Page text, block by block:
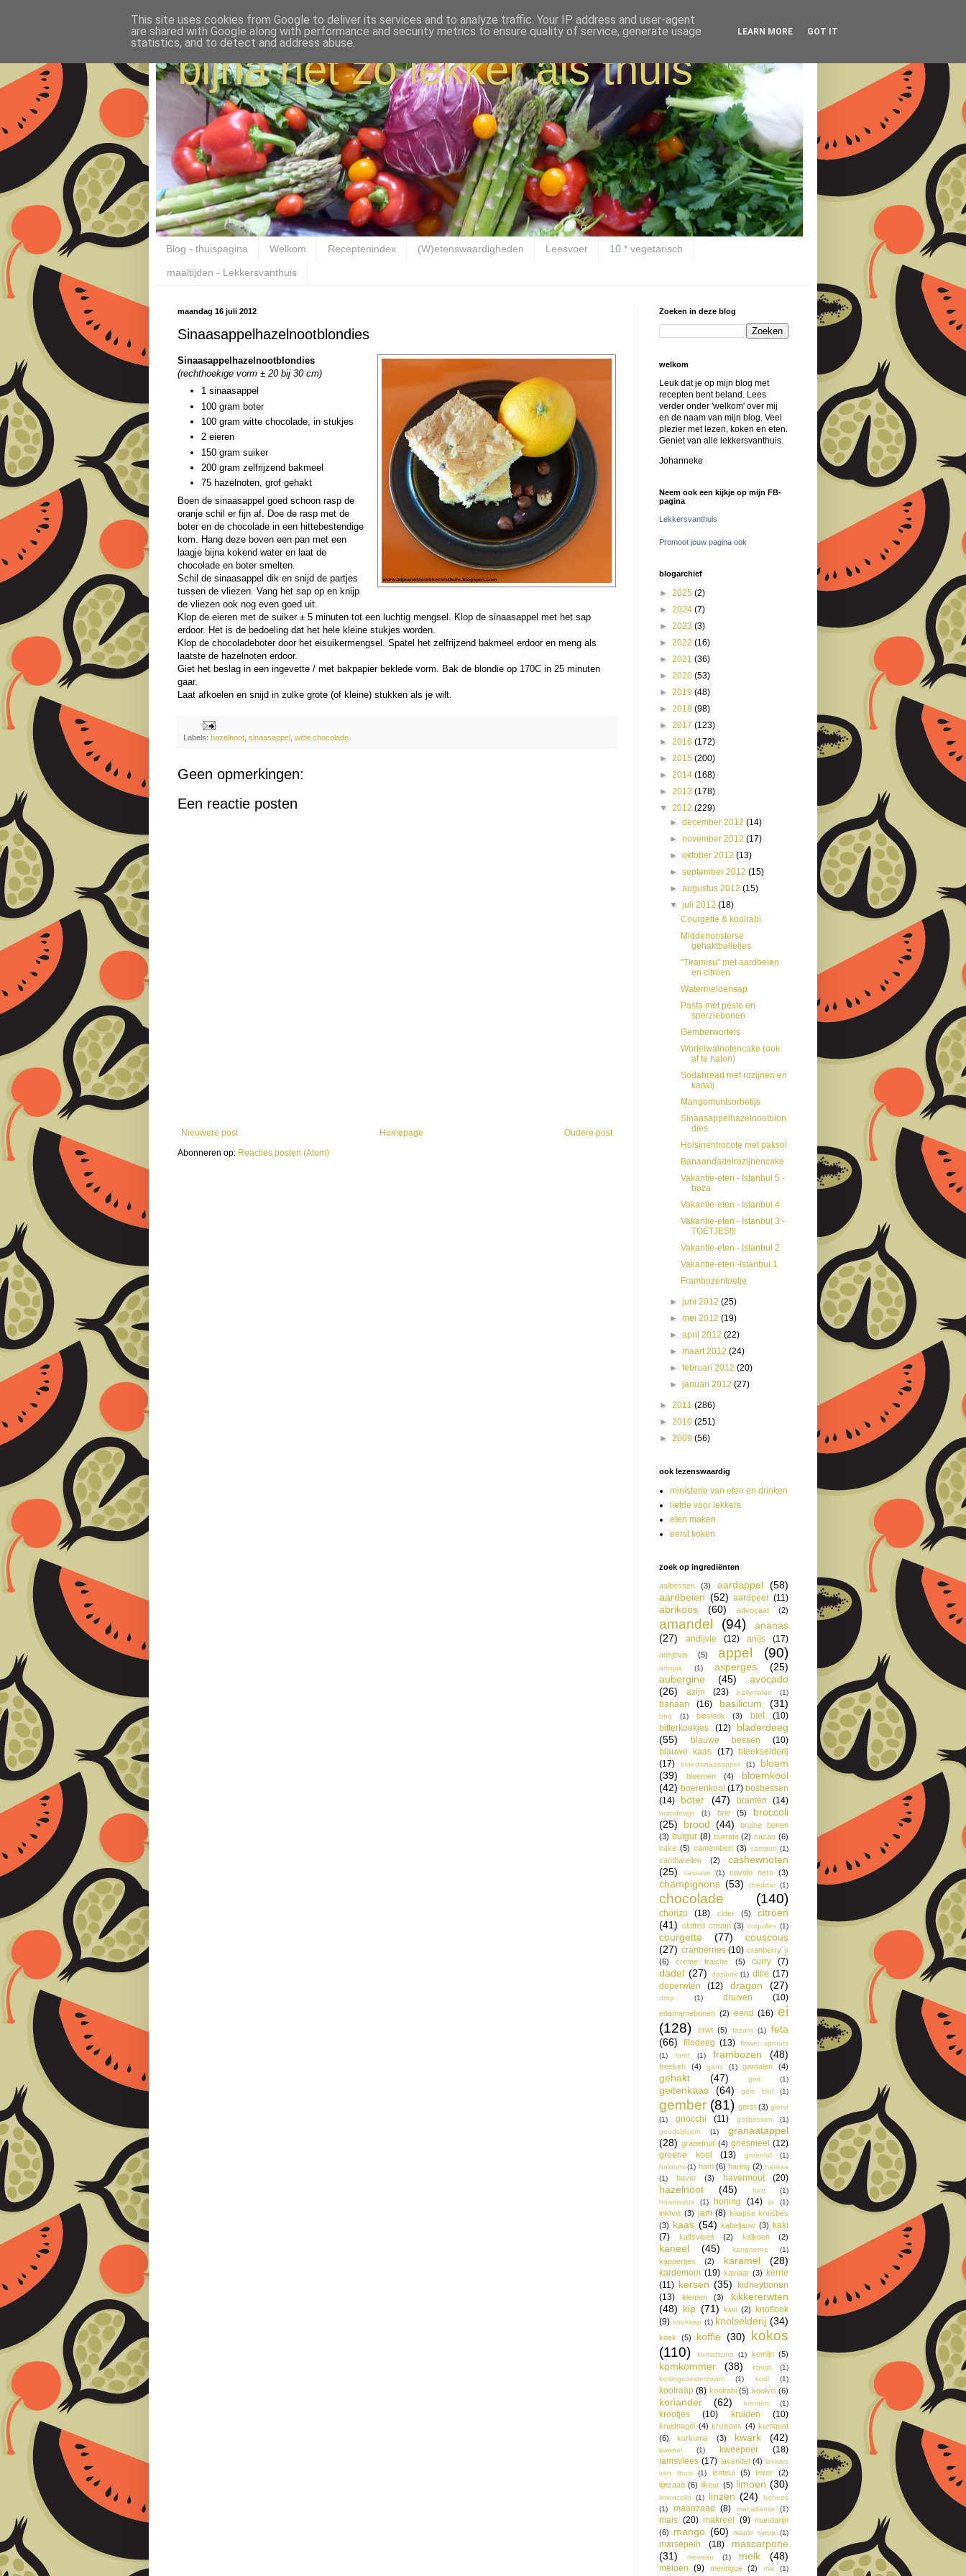
bijna net zo lekker als thuis
Blog - thuispagina Welkom Receptenindex (W)etenswaardigheden Leesvoer 10 * vegetarisch
maaltijden - Lekkersvanthuis
maandag 16 juli 2012
Sinaasappelhazelnootblondies
Sinaasappelhazelnootblondies
(rechthoekige vorm ± 20 bij 30 cm)
1 sinaasappel
100 gram boter
100 gram witte chocolade, in stukjes
2 eieren
150 gram suiker
200 gram zelfrijzend bakmeel
75 hazelnoten, grof gehakt
Boen de sinaasappel goed schoon rasp de
oranje schil er fijn af. Doe de rasp met de
boter en de chocolade in een hittebestendige
kom. Hang deze boven een pan met een
laagje bijna kokend water en laat de
chocolade en boter smelten.
Schil de sinaasappel dik en snijd de partjes
tussen de vliezen. Vang het sap op en knijp
de vliezen ook nog even goed uit.
Klop de eieren met de suiker ± 5 minuten tot een luchtig mengsel. Klop de sinaasappel met het sap
erdoor. Het is de bedoeling dat het hele kleine stukjes worden.
Klop de chocoladeboter door het eisuikermengsel. Spatel het zelfrijzend bakmeel erdoor en meng als
laatste de hazelnoten erdoor.
Giet het beslag in een ingevette / met bakpapier beklede vorm. Bak de blondie op 170C in 25 minuten
gaar.
Laat afkoelen en snijd in zulke grote (of kleine) stukken als je wilt.
Labels: hazelnoot sinaasappel witte chocolade
Geen opmerkingen:
Een reactie posten
Nieuwere post Oudere post
Homepage
Abonneren op: Reacties posten (Atom)
Zoeken in deze blog
welkom
Leuk dat je op mijn blog met
recepten bent beland. Lees
verder onder 'welkom' over mij
en de naam van mijn blog. Veel
plezier met lezen, koken en eten.
Geniet van alle lekkersvanthuis.
Johanneke
Neem ook een kijkje op mijn FB-
pagina
Lekkersvanthuis
Promoot jouw pagina ook
blogarchief
► 2025 (2)
► 2024 (7)
► 2023 (3)
► 2022 (16)
► 2021 (36)
► 2020 (53)
► 2019 (48)
► 2018 (98)
► 2017 (123)
► 2016 (172)
► 2015 (200)
► 2014 (168)
► 2013 (178)
▼ 2012 (229)
►december 2012(14)
►november 2012(17)
►oktober 2012(13)
►september 2012(15)
►augustus 2012(15)
▼juli 2012(18)
Courgette & koolrabi
Middenoosterse
gehaktballetjes
"Tiramisu" met aardbeien
en citroen
Watermeloensap
Pasta met pesto en
sperziebonen
Gemberwortels
Wortelwalnotencake (ook
af te halen)
Sodabread met rozijnen en
karwij
Mangomuntsorbetijs
Sinaasappelhazelnootblon
dies
Hoisinentrocote met paksoi
Banaandadelrozijnencake
Vakantie-eten - Istanbul 5 -
boza
Vakantie-eten - Istanbul 4
Vakantie-eten - Istanbul 3 -
TOETJES!!!
Vakantie-eten - Istanbul 2
Vakantie-eten -Istanbul 1
Frambozentoetje
►juni 2012(25)
►mei 2012(19)
►april 2012(22)
►maart 2012(24)
►februari 2012(20)
►januari 2012(27)
► 2011 (286)
► 2010 (251)
► 2009 (56)
ook lezenswaardig
ministerie van eten en drinken
liefde voor lekkers
eten maken
eerst koken
zoek op ingrediënten
aalbessen (3) aardappel (58)
aardbeien (52) aardpeer (11)
abrikoos (60) advocaat (2)
amandel (94)
ananas
(27)
andijvie (12) anijs (17)
ansjovis (5) appel (90)
artisjok (1) asperges
(25)
aubergine
(45)
avocado
(26)
azijn (23) ballymaloe (1)
banaan (16) basilicum (31)
bbq (1) bieslook (3) biet
(10)
bitterkoekjes
(12)
bladerdeeg
(55)
blauwe bessen
(10)
blauwe kaas (17) bleekselderij
(17)
bloedsinaasappel (1)
bloem
(39)
bloemen (4)
bloemkool
(42) boerenkool (17) bosbessen
(14)
boter (47) bramen (14)
brandewijn (1) brie (5)
broccoli
(25)
brood (44)
bruine bonen
(3) bulgur (8) burrata (2) cacao (6)
cake (5) camembert (3) campari (1)
cantharellen (2)
cashewnoten
(25)
cassave (1) cavolo nero (3)
champignons (53) cheddar (1)
chocolade (140)
chorizo (18) cider (5)
citroen
(41) clotted cream (3) coquilles (1)
courgette (77)
couscous
(27) cranberries (10) cranberry´s
(6)
creme fraiche (5) curry (7)
dadel (27) daslook (1) dille (17)
doperwten
(12) dragon (27)
drop (1) druiven (10)
edamamebonen (2) eend (16) ei
(128)
erwt (5) fazant (1)
feta
(66)
filodeeg (13)
flower sprouts
(1)
forel (1) frambozen (48)
freekeh (4) gans (1) garnalen (4)
gehakt (47) geit (1)
geitenkaas (64) gele biet (1)
gember (81) gerst (3) gierst
(1)
gnocchi (11) gojibessen
(1)
goudsbloem
(1)
granaatappel
(28) grapefruit (4) griesmeel (12)
groene kool
(13) groenlof
(1)
haloumi (1) ham (6) haring (2) harissa
(1)
haver (3) havermout (20)
hazelnoot (45) hert
(1)
hoisinsaus
(1) honing (14) ijs (1)
inktvis (3) jam (8) kaapse kruisbes
(3) kaas (54) kabeljauw (3) kaki
(7)
kalfsvlees (2) kalkoen (2)
kaneel (45) kangoeroe (1)
kappertjes (2) karamel (28)
kardemom (19) kaviaar (3) kerrie
(11) kersen (35) kidneybonen
(13)
kiemen (3)
kikkererwten
(48) kip (71) kiwi (2) knoflook
(9) knolraap (1) knolselderij (34)
koek (5) koffie (30)
kokos
(110)
komatsuna (1) komijn (5)
komkommer (38) konijn
(1)
koningsoesterzwam
(1) kool (1)
koolraap (8) koolrabi (5) koolvis (6)
koriander (62) krenten (1)
krootjes (10) kruiden (10)
kruidnagel (4) kruisbes (4) kumquat
(6)
kurkuma (3) kwark (42)
kwartel (1) kweepeer
(18)
lamsvlees (17) lavendel (4) lekkers
van thuis
(1) lenteui (5) lever
(2)
lijnzaad (6) likeur (5) limoen (30)
limoncello (1) linzen (24)
lychees
(1)
maanzaad (8) macadamia (1)
mais (20) makreel (9) mandarijn
(6)
mango (60) maple syrup (1)
marsepein (18)
mascarpone
(31)
meiraap (1) melk (48)
meloen (9) meringue (2) mie (1)
This site uses cookies from Google to deliver its services and to analyze traffic. Your IP address and user-agent
are shared with Google along with performance and security metrics to ensure quality of service, generate usage
statistics, and to detect and address abuse.
LEARN MORE GOT IT